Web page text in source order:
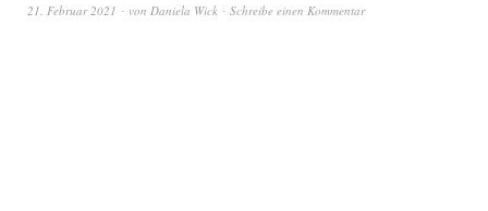
21. Februar 2021 von Daniela Wick Schreibe einen Kommentar